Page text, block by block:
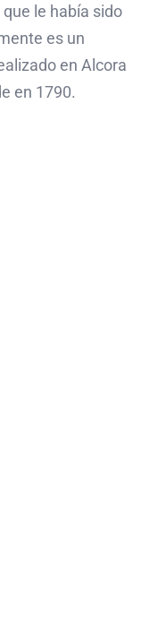
le había sido
es un
en Alcora
en 1790.